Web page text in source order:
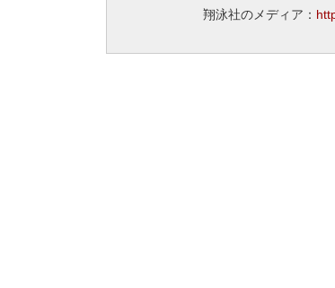
翔泳社のメディア：